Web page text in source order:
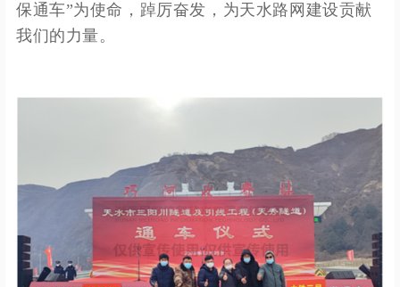
保通车”为使命，踔厉奋发，为天水路网建设贡献
我们的力量。